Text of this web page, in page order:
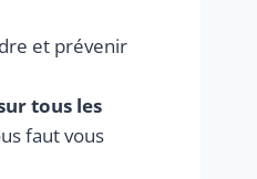
et prévenir
tous les
faut vous